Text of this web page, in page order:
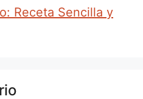
Receta Sencilla y